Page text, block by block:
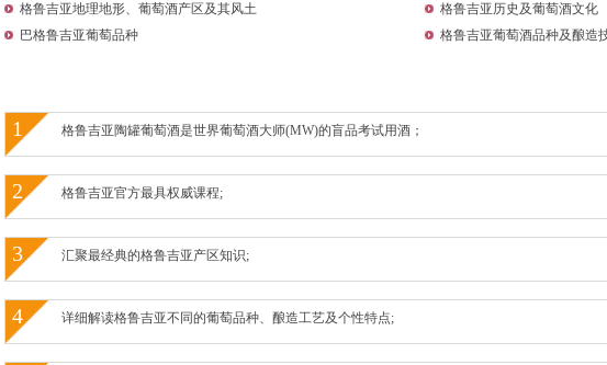
格鲁吉亚地理地形、葡萄酒产区及其风土
格鲁吉亚历史及葡萄酒文化
巴格鲁吉亚葡萄品种
格鲁吉亚葡萄酒品种及酿造
1 格鲁吉亚陶罐葡萄酒是世界葡萄酒大师(MW)的盲品考试用酒；
2 格鲁吉亚官方最具权威课程;
3 汇聚最经典的格鲁吉亚产区知识;
4 详细解读格鲁吉亚不同的葡萄品种、酿造工艺及个性特点;